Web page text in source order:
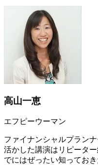
高山一恵
エフピーウーマン
ファイナンシャルプラン
活かした講演はリピータ
でにはぜったい知ってお